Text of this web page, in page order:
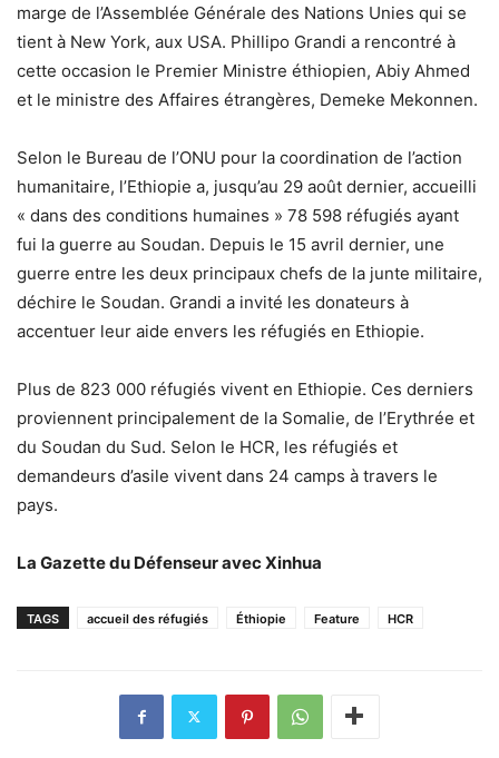
marge de l’Assemblée Générale des Nations Unies qui se
tient à New York, aux USA. Phillipo Grandi a rencontré à
cette occasion le Premier Ministre éthiopien, Abiy Ahmed
et le ministre des Affaires étrangères, Demeke Mekonnen.
Selon le Bureau de l’ONU pour la coordination de l’action
humanitaire, l’Ethiopie a, jusqu’au 29 août dernier, accueilli
« dans des conditions humaines » 78 598 réfugiés ayant
fui la guerre au Soudan. Depuis le 15 avril dernier, une
guerre entre les deux principaux chefs de la junte militaire,
déchire le Soudan. Grandi a invité les donateurs à
accentuer leur aide envers les réfugiés en Ethiopie.
Plus de 823 000 réfugiés vivent en Ethiopie. Ces derniers
proviennent principalement de la Somalie, de l’Erythrée et
du Soudan du Sud. Selon le HCR, les réfugiés et
demandeurs d’asile vivent dans 24 camps à travers le
pays.
La Gazette du Défenseur avec Xinhua
TAGS accueil des réfugiés Éthiopie Feature HCR